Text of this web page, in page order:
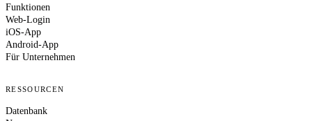
Funktionen
Web-Login
iOS-App
Android-App
Für Unternehmen
RESSOURCEN
Datenbank